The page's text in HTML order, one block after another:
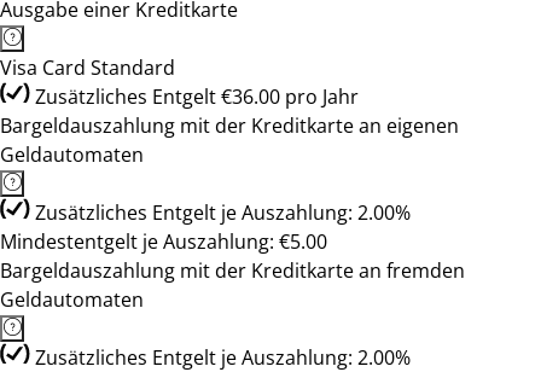
Ausgabe einer Kreditkarte
Visa Card Standard
Zusätzliches Entgelt €36.00 pro Jahr
Bargeldauszahlung mit der Kreditkarte an eigenen
Geldautomaten
Zusätzliches Entgelt je Auszahlung: 2.00%
Mindestentgelt je Auszahlung: €5.00
Bargeldauszahlung mit der Kreditkarte an fremden
Geldautomaten
Zusätzliches Entgelt je Auszahlung: 2.00%